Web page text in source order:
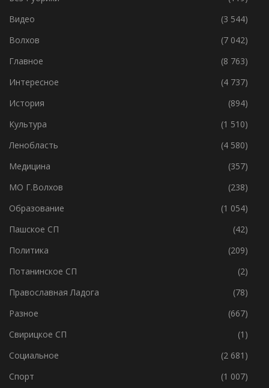
Без Рубрики
(119)
Видео
(3 544)
Волхов
(7 042)
Главное
(8 763)
Интересное
(4 737)
История
(894)
Культура
(1 510)
Ленобласть
(4 580)
Медицина
(357)
МО Г.Волхов
(238)
Образование
(1 054)
Пашское СП
(42)
Политика
(209)
Потанинское СП
(2)
Православная Ладога
(78)
Разное
(667)
Свирицкое СП
(1)
Социальное
(2 681)